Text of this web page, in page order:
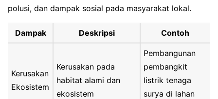
polusi, dan dampak sosial pada masyarakat lokal.
Dampak Deskripsi Contoh
Kerusakan
Ekosistem
Kerusakan pada
habitat alami dan
ekosistem
Pembangunan
pembangkit
listrik tenaga
surya di lahan